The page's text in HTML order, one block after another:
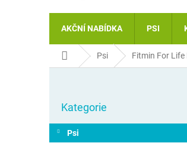
AKČNÍ NABÍDKA PSI
Domů Psi Fitmin For Life
r
a
kategorie
Kategorie
Psi